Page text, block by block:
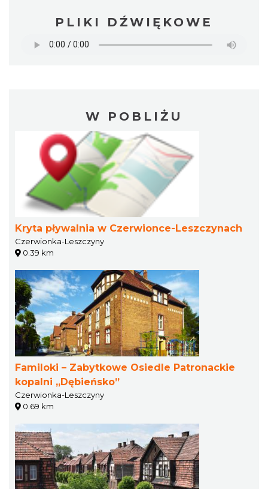
PLIKI DŹWIĘKOWE
W POBLIŻU
Kryta pływalnia w Czerwionce-Leszczynach
Czerwionka-Leszczyny
0.39 km
Familoki – Zabytkowe Osiedle Patronackie
kopalni „Dębieńsko”
Czerwionka-Leszczyny
0.69 km